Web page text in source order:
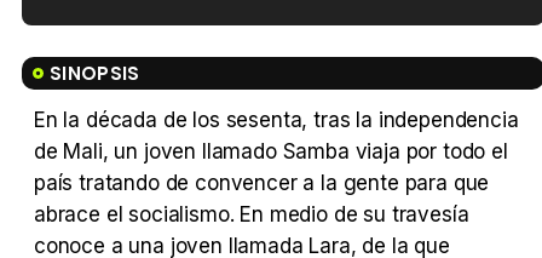
SINOPSIS
En la década de los sesenta, tras la independencia
de Mali, un joven llamado Samba viaja por todo el
país tratando de convencer a la gente para que
abrace el socialismo. En medio de su travesía
conoce a una joven llamada Lara, de la que